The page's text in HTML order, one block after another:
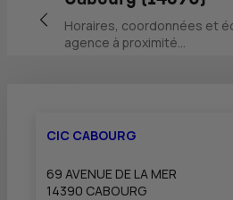
Retour vers la page précédente
Horaires, coordonnées et
agence à proximité...
CIC CABOURG
69 AVENUE DE LA MER
14390 CABOURG